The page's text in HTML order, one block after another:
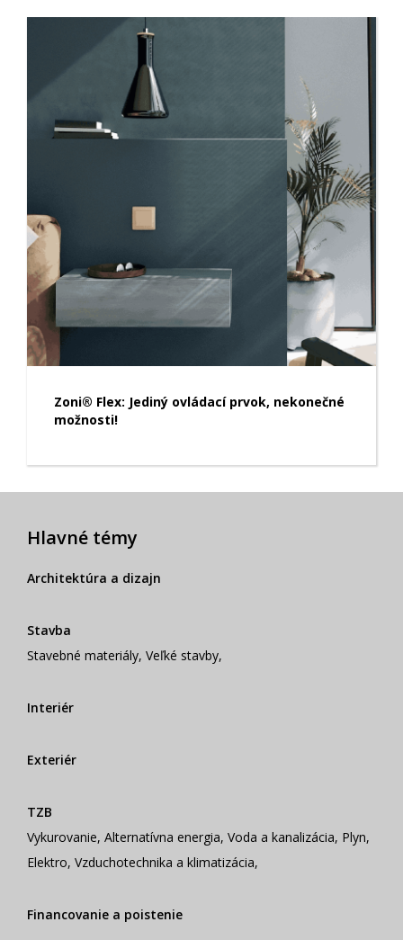
Zoni® Flex: Jediný ovládací prvok, nekonečné
možnosti!
Hlavné témy
Architektúra a dizajn
Stavba
Stavebné materiály, Veľké stavby,
Interiér
Exteriér
TZB
Vykurovanie, Alternatívna energia, Voda a kanalizácia, Plyn,
Elektro, Vzduchotechnika a klimatizácia,
Financovanie a poistenie